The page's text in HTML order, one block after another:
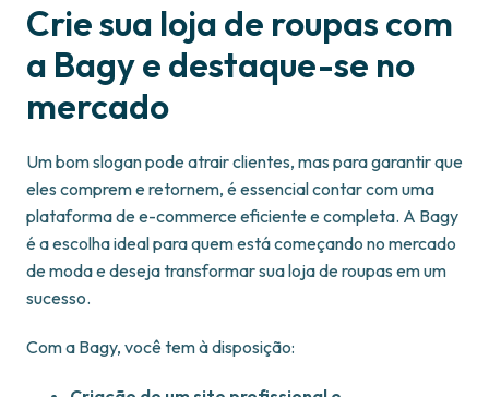
Crie sua loja de roupas com
a Bagy e destaque-se no
mercado
Um bom slogan pode atrair clientes, mas para garantir que
eles comprem e retornem, é essencial contar com uma
plataforma de e-commerce eficiente e completa. A Bagy
é a escolha ideal para quem está começando no mercado
de moda e deseja transformar sua loja de roupas em um
sucesso.
Com a Bagy, você tem à disposição: